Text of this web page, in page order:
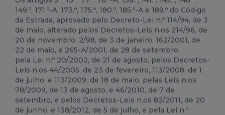
149.º, 171.º-A, 173.º, 175.º, 180.º, 185.º-A e 189.º do Código
da Estrada, aprovado pelo Decreto-Lei n.º 114/94, de 3
de maio, alterado pelos Decretos-Leis n.os 214/96, de
20 de novembro, 2/98, de 3 de janeiro, 162/2001, de
22 de maio, e 265-A/2001, de 28 de setembro,
pela Lei n.º 20/2002, de 21 de agosto, pelos Decretos-
Leis n.os 44/2005, de 23 de fevereiro, 113/2008, de 1
de julho, e 113/2009, de 18 de maio, pelas Leis n.os
78/2009, de 13 de agosto, e 46/2010, de 7 de
setembro, e pelos Decretos-Leis n.os 82/2011, de 20
de junho, e 138/2012, de 5 de julho, e pela Lei n.º